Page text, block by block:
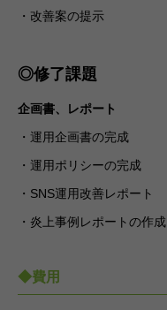
・改善案の提示
◎修了課題
企画書、レポート
・運用企画書の完成
・運用ポリシーの完成
・SNS運用改善レポート
・炎上事例レポートの作成
◆費用